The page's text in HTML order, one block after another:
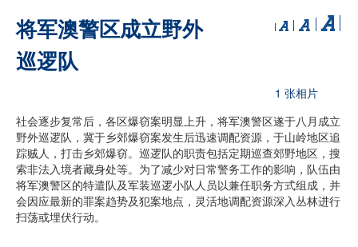
将军澳警区成立野外
巡逻队
1 张相片
社会逐步复常后，各区爆窃案明显上升，将军澳警区遂于八月成立
野外巡逻队，冀于乡郊爆窃案发生后迅速调配资源，于山岭地区追
踪贼人，打击乡郊爆窃。巡逻队的职责包括定期巡查郊野地区，搜
索非法入境者藏身处等。为了减少对日常警务工作的影响，队伍由
将军澳警区的特遣队及军装巡逻小队人员以兼任职务方式组成，并
会因应最新的罪案趋势及犯案地点，灵活地调配资源深入丛林进行
扫荡或埋伏行动。